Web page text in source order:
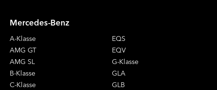
Mercedes-Benz
A-Klasse
AMG GT
AMG SL
B-Klasse
C-Klasse
EQS
EQV
G-Klasse
GLA
GLB